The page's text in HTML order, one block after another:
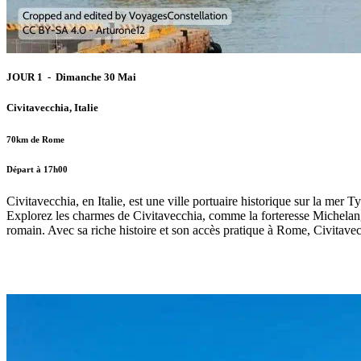
JOUR 1 - Dimanche 30 Mai
Civitavecchia, Italie
70km de Rome
Départ à 17h00
Civitavecchia, en Italie, est une ville portuaire historique sur la mer
Explorez les charmes de Civitavecchia, comme la forteresse
romain. Avec sa riche histoire et son accès pratique à Rome,